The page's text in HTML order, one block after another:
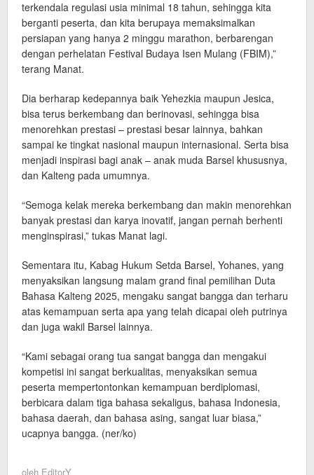
terkendala regulasi usia minimal 18 tahun, sehingga kita
berganti peserta, dan kita berupaya memaksimalkan
persiapan yang hanya 2 minggu marathon, berbarengan
dengan perhelatan Festival Budaya Isen Mulang (FBIM),”
terang Manat.
Dia berharap kedepannya baik Yehezkia maupun Jesica,
bisa terus berkembang dan berinovasi, sehingga bisa
menorehkan prestasi – prestasi besar lainnya, bahkan
sampai ke tingkat nasional maupun internasional. Serta bisa
menjadi inspirasi bagi anak – anak muda Barsel khususnya,
dan Kalteng pada umumnya.
“Semoga kelak mereka berkembang dan makin menorehkan
banyak prestasi dan karya inovatif, jangan pernah berhenti
menginspirasi,” tukas Manat lagi.
Sementara itu, Kabag Hukum Setda Barsel, Yohanes, yang
menyaksikan langsung malam grand final pemilihan Duta
Bahasa Kalteng 2025, mengaku sangat bangga dan terharu
atas kemampuan serta apa yang telah dicapai oleh putrinya
dan juga wakil Barsel lainnya.
“Kami sebagai orang tua sangat bangga dan mengakui
kompetisi ini sangat berkualitas, menyaksikan semua
peserta mempertontonkan kemampuan berdiplomasi,
berbicara dalam tiga bahasa sekaligus, bahasa Indonesia,
bahasa daerah, dan bahasa asing, sangat luar biasa,”
ucapnya bangga. (ner/ko)
oleh EditorY